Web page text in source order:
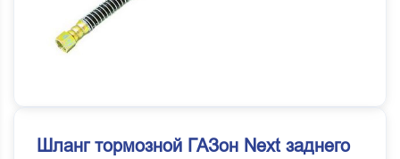
Шланг тормозной ГАЗон Next заднего